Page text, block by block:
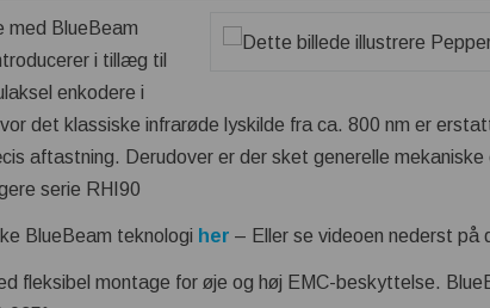
med BlueBeam
i tillæg til
enkodere i
det klassiske infrarøde lyskilde fra ca. 800 nm er
aftastning. Derudover er der sket generelle
serie RHI90
BlueBeam teknologi her – Eller se videoen nederst på
fleksibel montage for øje og høj EMC-beskyttelse.